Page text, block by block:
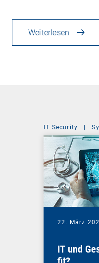
Weiterlesen
IT Security
22. März
IT und